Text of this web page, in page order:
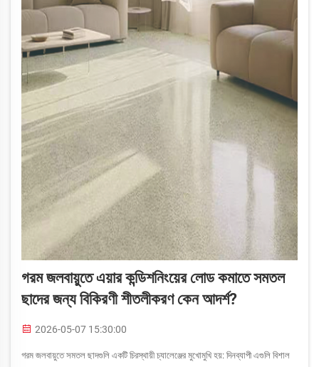
গরম জলবায়ুতে এয়ার কন্ডিশনিংয়ের লোড কমাতে সমতল
ছাদের জন্য বিকিরণী শীতলীকরণ কেন আদর্শ?
2026-05-07 15:30:00
গরম জলবায়ুতে সমতল ছাদগুলি একটি চিরস্থায়ী চ্যালেঞ্জের মুখোমুখি হয়: দিনব্যাপী এগুলি বিশাল